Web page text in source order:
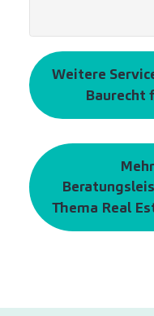
Weitere
Baurecht
Thema Real